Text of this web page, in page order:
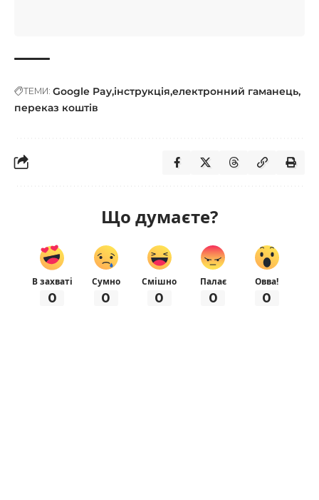
ТЕМИ: Google Pay інструкція електронний гаманець
переказ коштів
Що думаєте?
В захваті
0
Сумно
0
Смішно
0
Палає
0
Овва!
0